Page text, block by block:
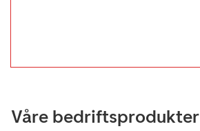
Våre bedriftsprodukter